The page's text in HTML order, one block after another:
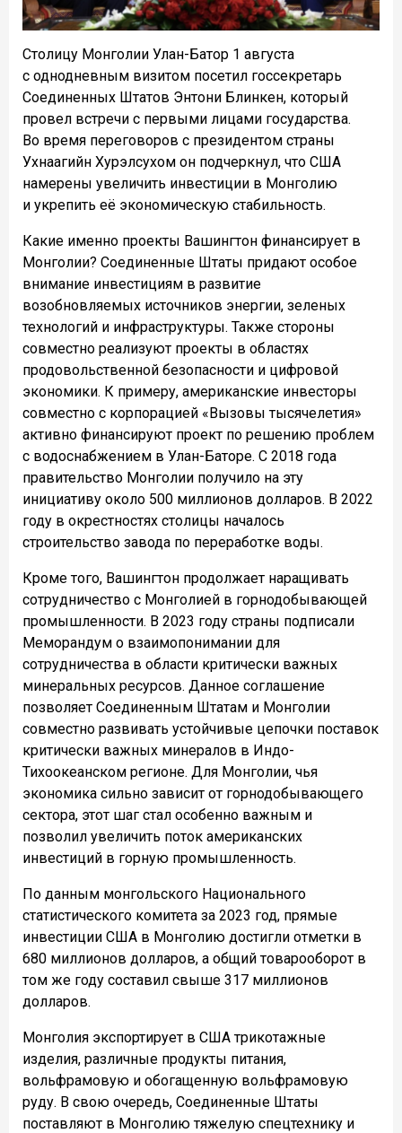
Столицу Монголии Улан-Батор 1 августа
с однодневным визитом посетил госсекретарь
Соединенных Штатов Энтони Блинкен, который
провел встречи с первыми лицами государства.
Во время переговоров с президентом страны
Ухнаагийн Хурэлсухом он подчеркнул, что США
намерены увеличить инвестиции в Монголию
и укрепить её экономическую стабильность.
Какие именно проекты Вашингтон финансирует в
Монголии? Соединенные Штаты придают особое
внимание инвестициям в развитие
возобновляемых источников энергии, зеленых
технологий и инфраструктуры. Также стороны
совместно реализуют проекты в областях
продовольственной безопасности и цифровой
экономики. К примеру, американские инвесторы
совместно с корпорацией «Вызовы тысячелетия»
активно финансируют проект по решению проблем
с водоснабжением в Улан-Баторе. С 2018 года
правительство Монголии получило на эту
инициативу около 500 миллионов долларов. В 2022
году в окрестностях столицы началось
строительство завода по переработке воды.
Кроме того, Вашингтон продолжает наращивать
сотрудничество с Монголией в горнодобывающей
промышленности. В 2023 году страны подписали
Меморандум о взаимопонимании для
сотрудничества в области критически важных
минеральных ресурсов. Данное соглашение
позволяет Соединенным Штатам и Монголии
совместно развивать устойчивые цепочки поставок
критически важных минералов в Индо-
Тихоокеанском регионе. Для Монголии, чья
экономика сильно зависит от горнодобывающего
сектора, этот шаг стал особенно важным и
позволил увеличить поток американских
инвестиций в горную промышленность.
По данным монгольского Национального
статистического комитета за 2023 год, прямые
инвестиции США в Монголию достигли отметки в
680 миллионов долларов, а общий товарооборот в
том же году составил свыше 317 миллионов
долларов.
Монголия экспортирует в США трикотажные
изделия, различные продукты питания,
вольфрамовую и обогащенную вольфрамовую
руду. В свою очередь, Соединенные Штаты
поставляют в Монголию тяжелую спецтехнику и